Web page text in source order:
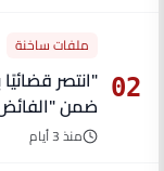
02
ملفات ساخنة
ضمن
منذ 3 أيام